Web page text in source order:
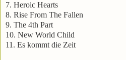
7. Heroic Hearts
8. Rise From The Fallen
9. The 4th Part
10. New World Child
11. Es kommt die Zeit